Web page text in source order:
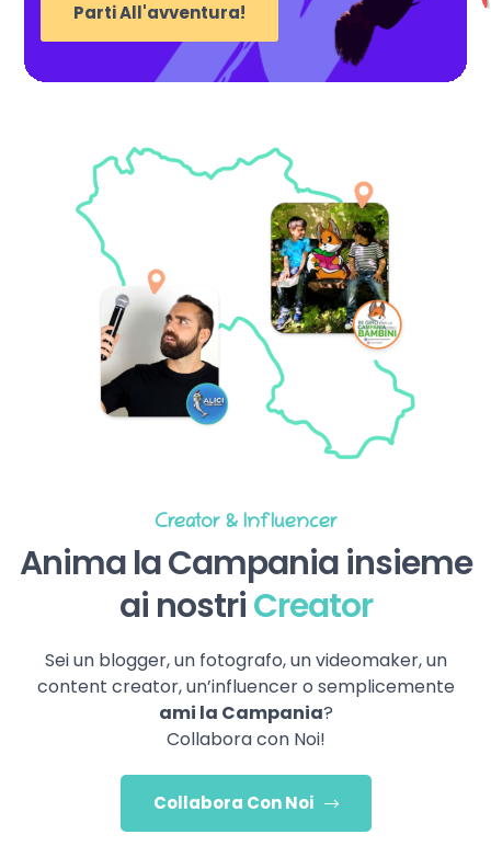
Parti All'avventura!
Creator & Influencer
Anima la Campania insieme
ai nostriCreator
Sei un blogger, un fotografo, un videomaker, un
content creator, un’influencer o semplicemente
ami la Campania?
Collabora con Noi!
Collabora Con Noi